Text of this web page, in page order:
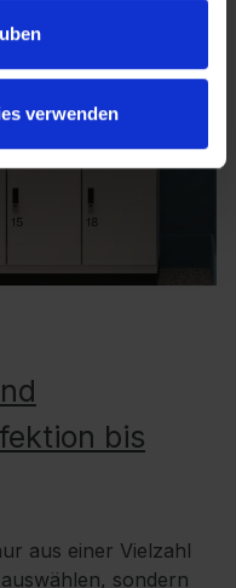
verwenden
bis
aus einer Vielzahl
sondern